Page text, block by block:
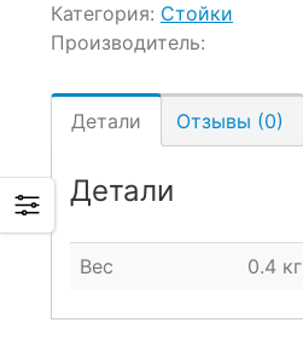
Категория: Стойки
Производитель:
Детали Отзывы (0)
Детали
Вес 0.4 кг